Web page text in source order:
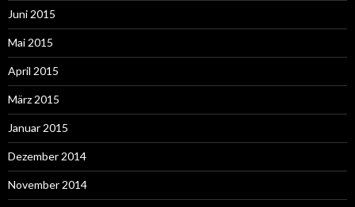
Juni 2015
Mai 2015
April 2015
März 2015
Januar 2015
Dezember 2014
November 2014